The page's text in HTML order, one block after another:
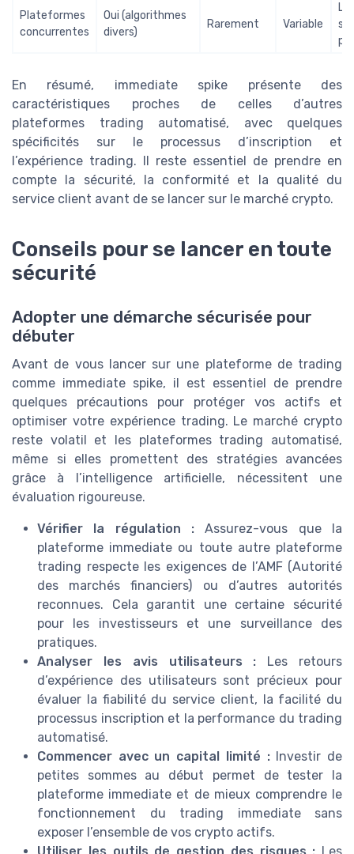
Plateformes
concurrentes
Oui (algorithmes
divers)
Rarement Variable
En résumé, immediate spike présente des
caractéristiques proches de celles d’autres
plateformes trading automatisé, avec quelques
spécificités sur le processus d’inscription et
l’expérience trading. Il reste essentiel de prendre en
compte la sécurité, la conformité et la qualité du
service client avant de se lancer sur le marché crypto.
Conseils pour se lancer en toute
sécurité
Adopter une démarche sécurisée pour
débuter
Avant de vous lancer sur une plateforme de trading
comme immediate spike, il est essentiel de prendre
quelques précautions pour protéger vos actifs et
optimiser votre expérience trading. Le marché crypto
reste volatil et les plateformes trading automatisé,
même si elles promettent des stratégies avancées
grâce à l’intelligence artificielle, nécessitent une
évaluation rigoureuse.
Vérifier la régulation : Assurez-vous que la
plateforme immediate ou toute autre plateforme
trading respecte les exigences de l’AMF (Autorité
des marchés financiers) ou d’autres autorités
reconnues. Cela garantit une certaine sécurité
pour les investisseurs et une surveillance des
pratiques.
Analyser les avis utilisateurs : Les retours
d’expérience des utilisateurs sont précieux pour
évaluer la fiabilité du service client, la facilité du
processus inscription et la performance du trading
automatisé.
Commencer avec un capital limité :Investir de
petites sommes au début permet de tester la
plateforme immediate et de mieux comprendre le
fonctionnement du trading immediate sans
exposer l’ensemble de vos crypto actifs.